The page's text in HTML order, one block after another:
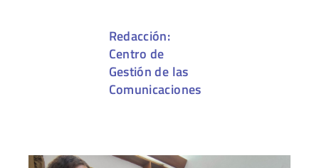
Redacción:
Centro de
Gestión de las
Comunicaciones